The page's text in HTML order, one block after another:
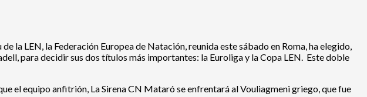
la LEN, la Federación Europea de Natación, reunida este sábado en Roma, ha elegido,
para decidir sus dos títulos más importantes: la Euroliga y la Copa LEN. Este doble
el equipo anfitrión, La Sirena CN Mataró se enfrentará al Vouliagmeni griego, que fue